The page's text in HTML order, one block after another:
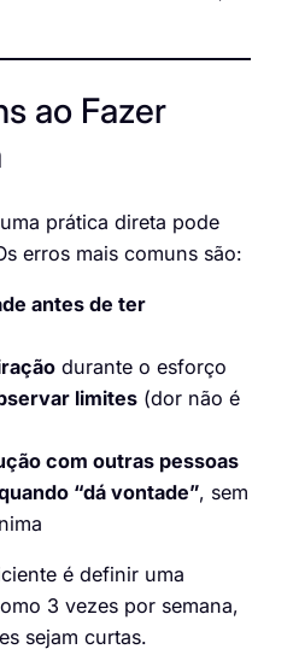
ao Fazer
prática direta pode
erros mais comuns são:
antes de ter
durante o esforço
limites (dor não é
com outras pessoas
“dá vontade”, sem
é definir uma
3 vezes por semana,
sejam curtas.